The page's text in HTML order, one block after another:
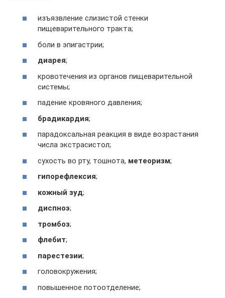
изъязвление слизистой стенки
пищеварительного тракта;
боли в эпигастрии;
диарея;
кровотечения из органов пищеварительной
системы;
падение кровяного давления;
брадикардия;
парадоксальная реакция в виде возрастания
числа экстрасистол;
сухость во рту, тошнота, метеоризм;
гипорефлексия;
кожный зуд;
диспноэ;
тромбоз;
флебит;
парестезии;
головокружения;
повышенное потоотделение;